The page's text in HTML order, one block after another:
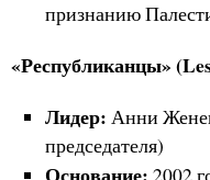
признанию
«Республиканцы»
Лидер: Анни
председателя)